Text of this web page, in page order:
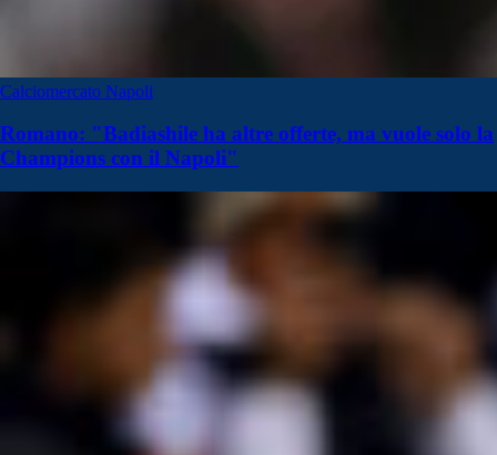
Calciomercato Napoli
Romano: "Badiashile ha altre offerte, ma vuole solo la
Champions con il Napoli"